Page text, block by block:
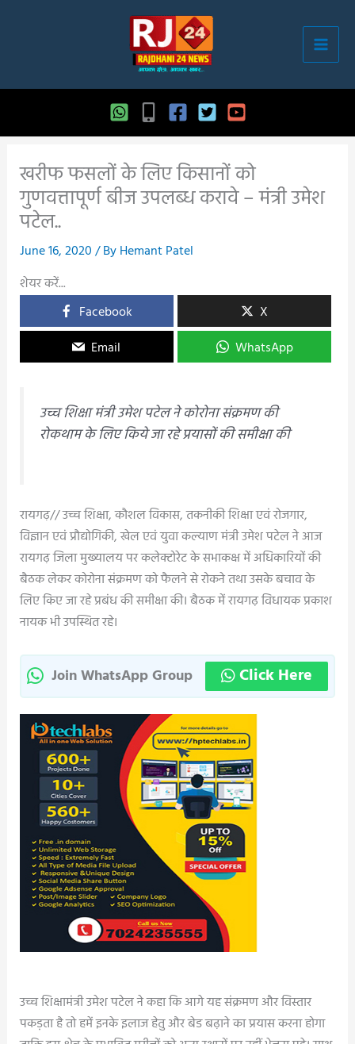
खरीफ फसलों के लिए किसानों को
गुणवत्तापूर्ण बीज उपलब्ध करावे – मंत्री उमेश
पटेल..
June 16, 2020/ ByHemant Patel
शेयर करें...
Facebook
X
Email
WhatsApp
उच्च शिक्षा मंत्री उमेश पटेल ने कोरोना संक्रमण की
रोकथाम के लिए किये जा रहे प्रयासों की समीक्षा की
रायगढ़// उच्च शिक्षा, कौशल विकास, तकनीकी शिक्षा एवं रोजगार,
विज्ञान एवं प्रौद्योगिकी, खेल एवं युवा कल्याण मंत्री उमेश पटेल ने आज
रायगढ़ जिला मुख्यालय पर कलेक्टोरेट के सभाकक्ष में अधिकारियों की
बैठक लेकर कोरोना संक्रमण को फैलने से रोकने तथा उसके बचाव के
लिए किए जा रहे प्रबंध की समीक्षा की। बैठक में रायगढ़ विधायक प्रकाश
नायक भी उपस्थित रहे।
Join WhatsApp Group Click Here
उच्च शिक्षामंत्री उमेश पटेल ने कहा कि आगे यह संक्रमण और विस्तार
पकड़ता है तो हमें इनके इलाज हेतु और बेड बढ़ाने का प्रयास करना होगा